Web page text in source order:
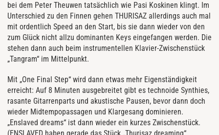
bei dem Peter Theuwen tatsächlich wie Pasi Koskinen klingt. Im
Unterschied zu den Finnen gehen THURISAZ allerdings auch mal
mit ordentlich Speed an den Start, bis sie dann wieder von den
zum Glück nicht allzu dominanten Keys eingefangen werden. Die
stehen dann auch beim instrumentellen Klavier-Zwischenstück
„Tangram“ im Mittelpunkt.
Mit „One Final Step“ wird dann etwas mehr Eigenständigkeit
erreicht: Auf 8 Minuten ausgebreitet gibt es technoide Synthies,
rasante Gitarrenparts und akustische Pausen, bevor dann doch
wieder Midtempopassagen und Klargesang dominieren.
„Enslaved dreams“ ist dann wieder ein kurzes Zwischenstück.